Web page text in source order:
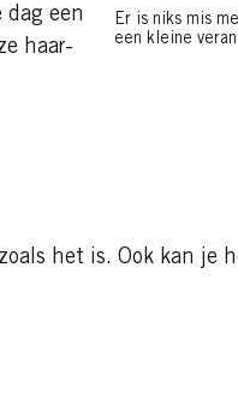
dag een
haar-
Er is niks mis
een kleine
het is. Ook kan je